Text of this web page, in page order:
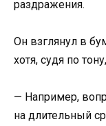
раздражения.
Он взглянул в
хотя, судя по
— Например,
на длительный